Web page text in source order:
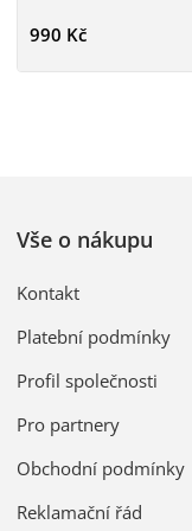
990 Kč
Vše o nákupu
Kontakt
Platební podmínky
Profil společnosti
Pro partnery
Obchodní podmínky
Reklamační řád